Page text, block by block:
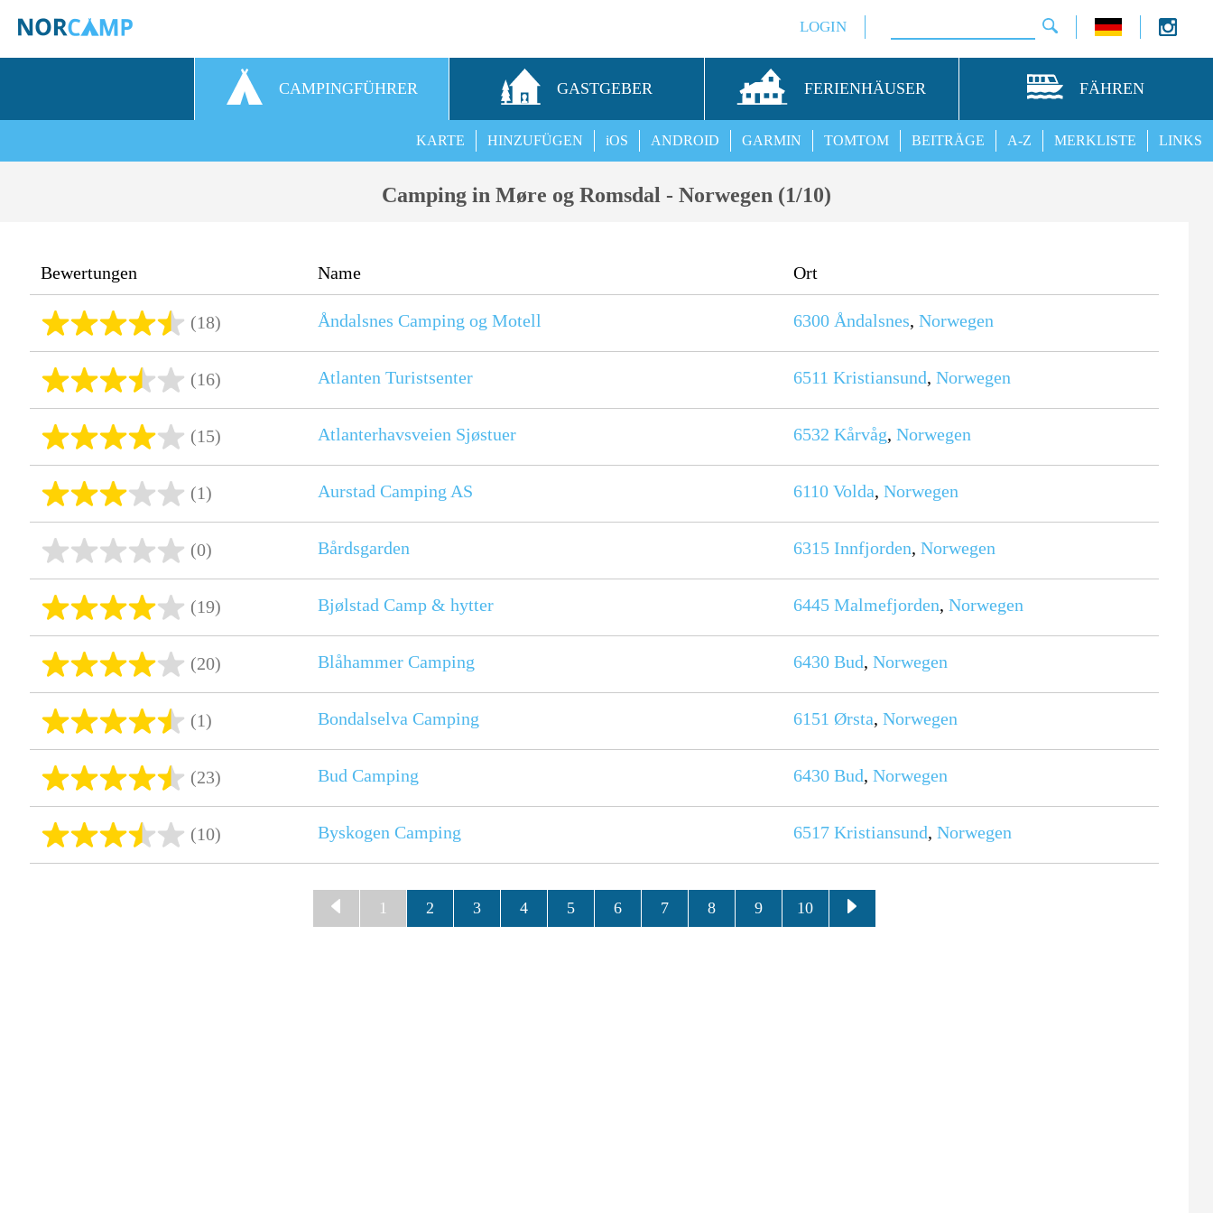
LOGIN
CAMPINGFÜHRER GASTGEBER FERIENHÄUSER FÄHREN
LINKS
MERKLISTE
A-Z
BEITRÄGE
TOMTOM
GARMIN
ANDROID
iOS
HINZUFÜGEN
KARTE
Camping in Møre og Romsdal - Norwegen (1/10)
Bewertungen Name Ort
(18) Åndalsnes Camping og Motell 6300 Åndalsnes,Norwegen
(16) Atlanten Turistsenter 6511 Kristiansund,Norwegen
(15) Atlanterhavsveien Sjøstuer 6532 Kårvåg,Norwegen
(1) Aurstad Camping AS 6110 Volda,Norwegen
(0) Bårdsgarden 6315 Innfjorden,Norwegen
(19) Bjølstad Camp & hytter 6445 Malmefjorden,Norwegen
(20) Blåhammer Camping 6430 Bud,Norwegen
(1) Bondalselva Camping 6151 Ørsta,Norwegen
(23) Bud Camping 6430 Bud,Norwegen
(10) Byskogen Camping 6517 Kristiansund,Norwegen
1 2 3 4 5 6 7 8 9 10